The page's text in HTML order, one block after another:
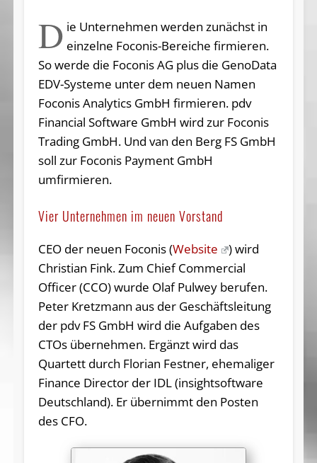
D ie Unternehmen werden zunächst in
einzelne Foconis-Bereiche firmieren.
So werde die Foconis AG plus die GenoData
EDV-Systeme unter dem neuen Namen
Foconis Analytics GmbH firmieren. pdv
Financial Software GmbH wird zur Foconis
Trading GmbH. Und van den Berg FS GmbH
soll zur Foconis Payment GmbH
umfirmieren.
Vier Unternehmen im neuen Vorstand
CEO der neuen Foconis (Website
) wird
Christian Fink. Zum Chief Commercial
Officer (CCO) wurde Olaf Pulwey berufen.
Peter Kretzmann aus der Geschäftsleitung
der pdv FS GmbH wird die Aufgaben des
CTOs übernehmen. Ergänzt wird das
Quartett durch Florian Festner, ehemaliger
Finance Director der IDL (insightsoftware
Deutschland). Er übernimmt den Posten
des CFO.